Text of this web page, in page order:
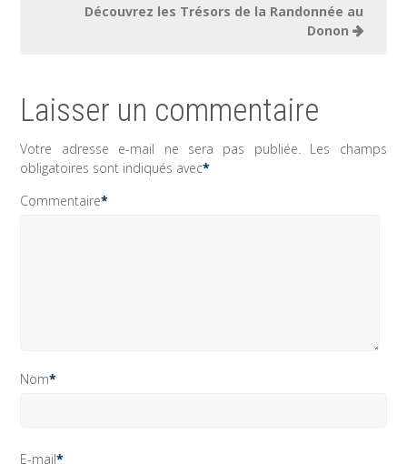
Découvrez les Trésors de la Randonnée au
Donon
Laisser un commentaire
Votre adresse e-mail ne sera pas publiée. Les champs
obligatoires sont indiqués avec*
Commentaire*
Nom*
E-mail*